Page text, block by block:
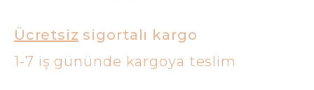
Ücretsiz sigortalı kargo
1-7 iş gününde kargoya teslim